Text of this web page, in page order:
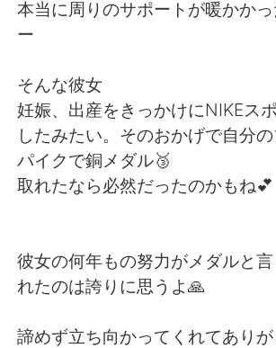
Deutsch 日本語
Indonesia
Türkçe Tiếng Việt
Português
本当に周りのサポートが暖かか
ー
そんな彼女
妊娠、出産をきっかけにNIKEス
したみたい。そのおかげで自分
パイクで銅メダル🥉
取れたなら必然だったのかもね💕
彼女の何年もの努力がメダルと
れたのは誇りに思うよ🙏
諦めず立ち向かってくれてあり